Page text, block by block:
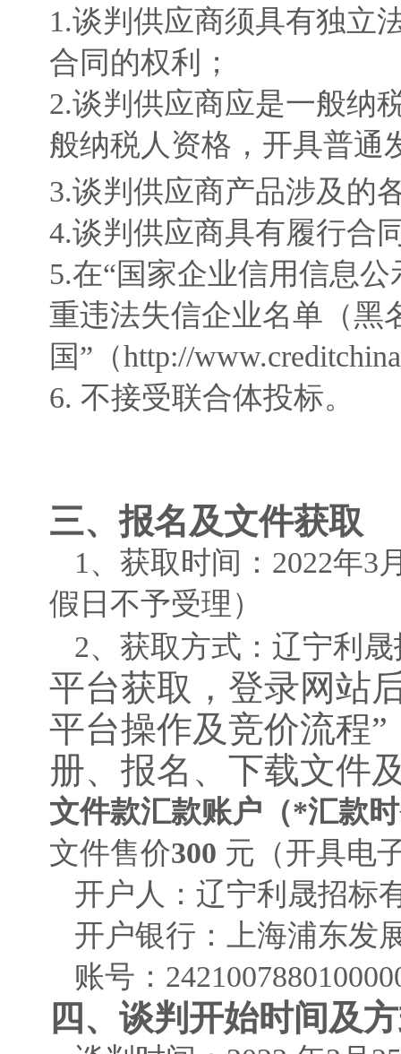
1.谈判 供应商须具有独立
合同的权利
；
2.谈判 供应商应是一般纳
般纳税人资格，开具普通
3.谈判 供应商产品涉及的
4.谈判 供应商具有履行合
5.在“国家企业信用信息公
重违法失信企业名单（黑
国” （http://
6. 不接受联合体投标。
三、报名及文件获取
1、 获取时间： 2022年3
假日不予受理）
2、 获取方式： 辽宁利
平台获取，登录网站
平台操作及竞价流程
册、报名、下载文件
文件款汇款账户（*汇款时
文件售价300 元 （开具电
开户人：辽宁利晟招标
开户银行：上海浦东发
账号：
四 、 谈判开始时间及